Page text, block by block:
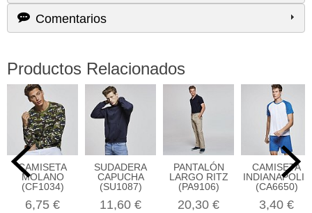
Comentarios
Productos Relacionados
CAMISETA
MOLANO
(CF1034)
6,75 €
SUDADERA
CAPUCHA
(SU1087)
11,60 €
PANTALÓN
LARGO RITZ
(PA9106)
20,30 €
CAMISETA
INDIANAPOLIS
(CA6650)
3,40 €